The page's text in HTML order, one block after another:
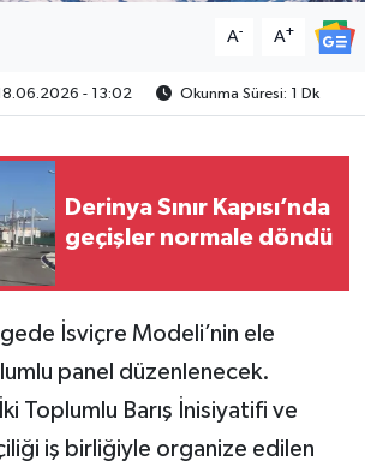
A- A+
- 13:02 Okunma Süresi: 1 Dk
Derinya Sınır Kapısı’nda
geçişler normale döndü
İsviçre Modeli’nin ele
panel düzenlenecek.
İki Toplumlu Barış İnisiyatifi ve
iş birliğiyle organize edilen